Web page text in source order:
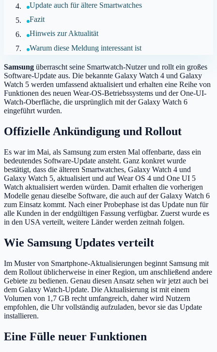
Update auch für ältere Smartwatches
Fazit
Hinweis zur Aktualität
Warum diese Meldung interessant ist
Samsung überrascht seine Smartwatch-Nutzer und rollt ein großes
Software-Update aus. Die bekannte Galaxy Watch 4 und Galaxy
Watch 5 werden umfassend aktualisiert und erhalten eine Reihe von
Funktionen des neuen Wear-OS-Betriebssystems und der One-UI-
Watch-Oberfläche, die ursprünglich mit der Galaxy Watch 6
eingeführt wurden.
Offizielle Ankündigung und Rollout
Es war im Mai, als Samsung zum ersten Mal offenbarte, dass ein
bedeutendes Software-Update ansteht. Ganz konkret wurde
bestätigt, dass die älteren Smartwatches, Galaxy Watch 4 und
Galaxy Watch 5, aktualisiert und auf Wear OS 4 und One UI 5
Watch aktualisiert werden würden. Damit erhalten die vorherigen
Modelle genau dieselbe Software, die auch auf der Galaxy Watch 6
zum Einsatz kommt. Nach einer Probephase ist das Update nun für
alle Kunden in der endgültigen Fassung verfügbar. Zuerst wurde es
in den USA verteilt, weitere Länder werden zeitnah folgen.
Wie Samsung Updates verteilt
Im Muster von Smartphone-Aktualisierungen beginnt Samsung mit
dem Rollout üblicherweise in einer Region, um anschließend andere
Gebiete zu bedienen. Genau diesen Ansatz sehen wir jetzt auch bei
dem Galaxy Watch-Update. Die Aktualisierung ist mit einem
Volumen von 1,7 GB recht umfangreich, daher wird Nutzern
empfohlen, die Uhr vollständig aufzuladen, bevor sie das Update
installieren.
Eine Fülle neuer Funktionen